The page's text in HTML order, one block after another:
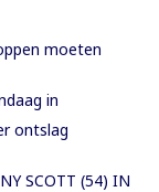
moeten
in
ontslag
SCOTT (54) IN